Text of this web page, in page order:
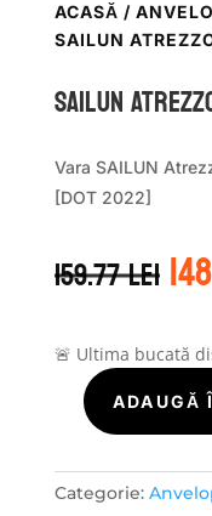
ACASĂ /
SAILUN
Sailun
Vara SAILUN
[DOT 2022]
159.77lei
🚨 Ultima bucată
Cantitate
ATREZZO
ECO
ADAUGĂ
Categorie: